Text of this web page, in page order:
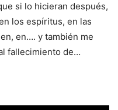
si lo hicieran después,
los espíritus, en las
en…. y también me
fallecimiento de…